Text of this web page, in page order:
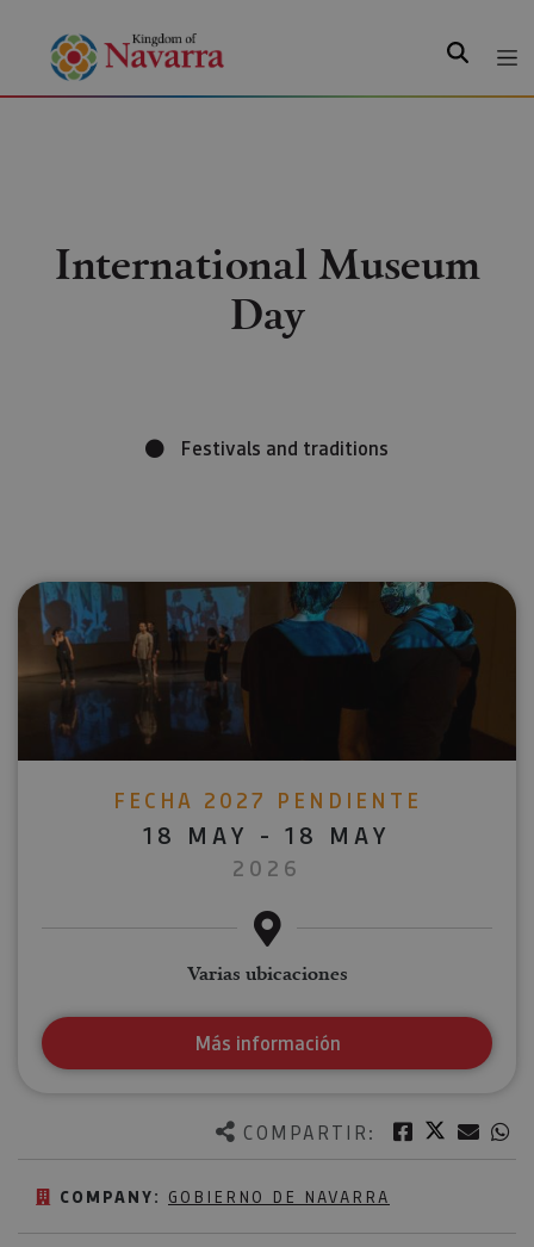
Search
International Museum
Day
Festivals and traditions
COMPARTIR: Facebook
Twitter
COMPANY: GOBIERNO DE NAVARRA
FECHA 2027 PENDIENTE
18 MAY - 18 MAY
2026
Varias ubicaciones
Más información